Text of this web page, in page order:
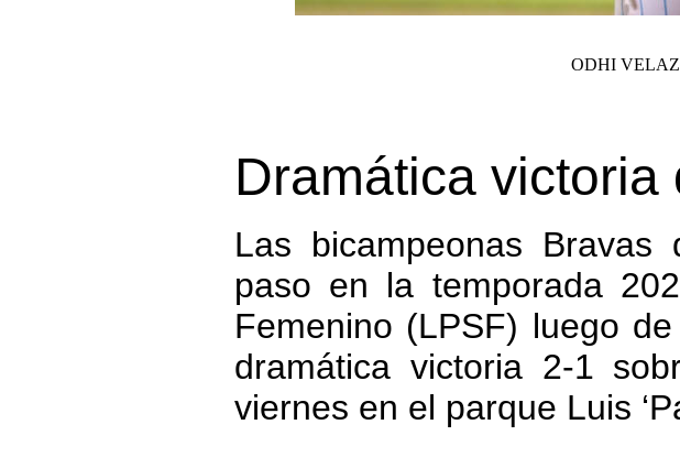
ODHI
Dramática victoria
Las bicampeonas
paso en la temporada
Femenino (LPSF) luego
dramática victoria 2-1
viernes en el parque Luis